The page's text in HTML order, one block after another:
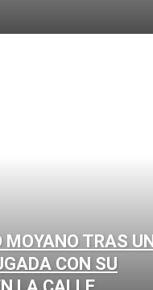
MOYANO TRAS
CON SU